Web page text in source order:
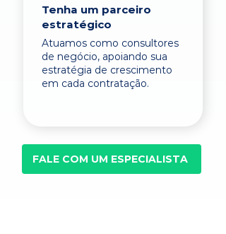
Tenha um parceiro
estratégico
Atuamos como consultores
de negócio, apoiando sua
estratégia de crescimento
em cada contratação.
FALE COM UM ESPECIALISTA